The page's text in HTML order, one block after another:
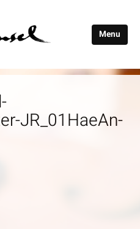
Andreas
Menu
JR_01HaeAn-